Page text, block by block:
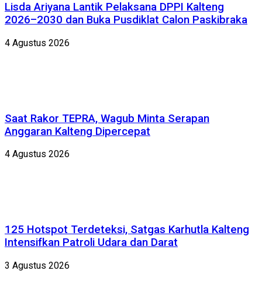
Lisda Ariyana Lantik Pelaksana DPPI Kalteng
2026–2030 dan Buka Pusdiklat Calon Paskibraka
4 Agustus 2026
Saat Rakor TEPRA, Wagub Minta Serapan
Anggaran Kalteng Dipercepat
4 Agustus 2026
125 Hotspot Terdeteksi, Satgas Karhutla Kalteng
Intensifkan Patroli Udara dan Darat
3 Agustus 2026